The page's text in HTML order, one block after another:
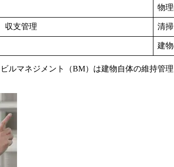
物
収支管理 清
建
ルマネジメント（BM）は建物自体の維持管